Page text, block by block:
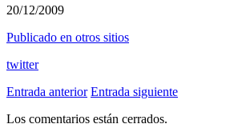
20/12/2009
Publicado en otros sitios
twitter
Entrada anterior Entrada siguiente
Los comentarios están cerrados.